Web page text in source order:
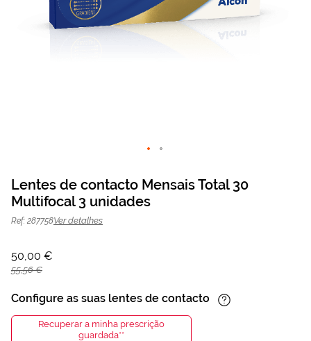
Lentes de contacto Mensais Total 30
Multifocal 3 unidades
para
o
início
Galeria
Lentes de contacto Mensais Total 30
Multifocal 3 unidades
Ref: 287758Ver detalhes
50,00 €
55,56 €
Configure as suas lentes de contacto
Informação
Recuperar a minha prescrição
guardada